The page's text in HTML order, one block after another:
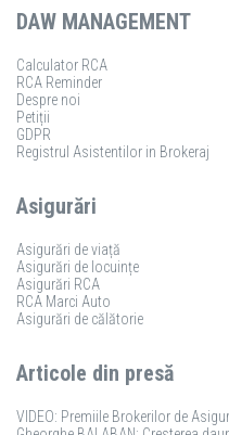
DAW MANAGEMENT
Calculator RCA
RCA Reminder
Despre noi
Petiții
GDPR
Registrul Asistentilor in Brokeraj
Asigurări
Asigurări de viață
Asigurări de locuințe
Asigurări RCA
RCA Marci Auto
Asigurări de călătorie
Articole din presă
VIDEO: Premiile Brokerilor de